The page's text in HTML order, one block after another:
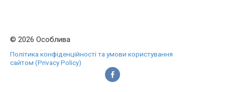
© 2026 Особлива
Політика конфіденційності та умови користування
сайтом (Privacy Policy)